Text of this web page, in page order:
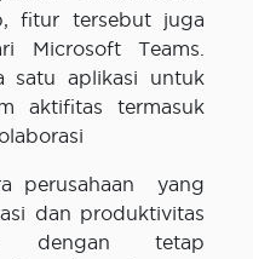
fitur tersebut juga
Microsoft Teams.
satu aplikasi untuk
aktifitas termasuk
perusahaan yang
dan produktivitas
dengan tetap